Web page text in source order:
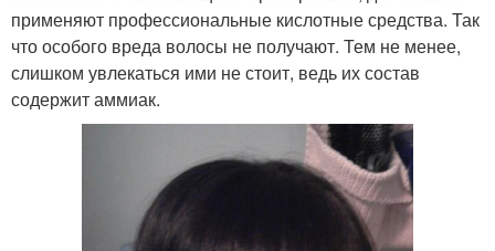
применяют профессиональные кислотные средства. Так
что особого вреда волосы не получают. Тем не менее,
слишком увлекаться ими не стоит, ведь их состав
содержит аммиак.